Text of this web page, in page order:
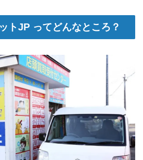
（2026/06/30
2026/06/06
（2026/06/30
2026/06/06
ーストマスター MD 3000
（2026/06/30
61,500円
2026/06/06
ーストマスター 3000EJ
（2026/06/30
60,000円
2026/06/06
スキス J1508 未使用
（2026/05/31
45,500円
2026/05/02
トJP ってどんなところ？